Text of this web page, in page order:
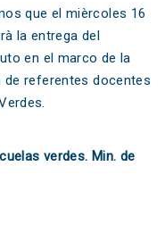
que el mièrcoles 16
la entrega del
en el marco de la
de referentes docentes
verdes. Min. de